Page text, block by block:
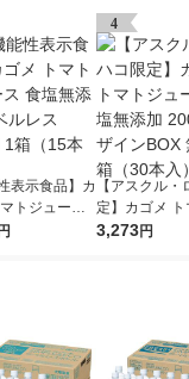
表示食品】カ
トジュース
加 ラベルレ
円
4
【アスクル・
定】カゴメ
ュース 食塩
3,273円